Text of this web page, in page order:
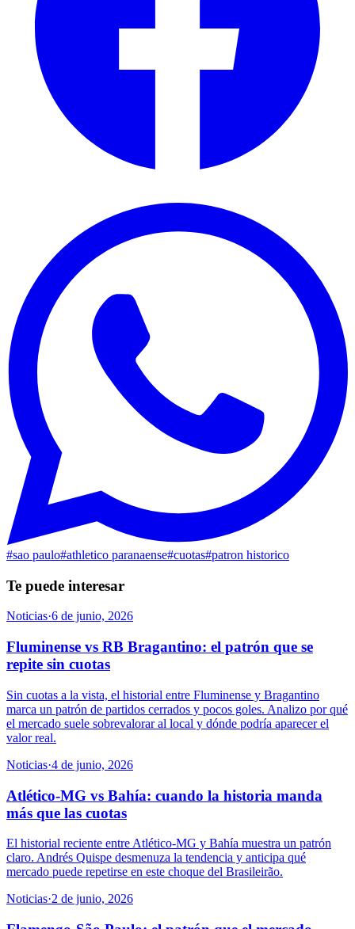
#sao paulo#athletico paranaense#cuotas#patron historico
Te puede interesar
Noticias·6 de junio, 2026
Fluminense vs RB Bragantino: el patrón que se
repite sin cuotas
Sin cuotas a la vista, el historial entre Fluminense y Bragantino
marca un patrón de partidos cerrados y pocos goles. Analizo por qué
el mercado suele sobrevalorar al local y dónde podría aparecer el
valor real.
Noticias·4 de junio, 2026
Atlético-MG vs Bahía: cuando la historia manda
más que las cuotas
El historial reciente entre Atlético-MG y Bahía muestra un patrón
claro. Andrés Quispe desmenuza la tendencia y anticipa qué
mercado puede repetirse en este choque del Brasileirão.
Noticias·2 de junio, 2026